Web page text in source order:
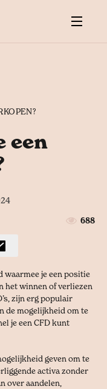
een
688
waarmee je een positie
het winnen of verliezen
zijn erg populair
de mogelijkheid om te
je een CFD kunt
geven om te
activa zonder
over aandelen,